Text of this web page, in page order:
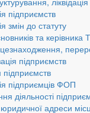
підприємств
змін до статуту
та керівника
підприємств
підприємств
підприємців ФОП
діяльності
адреси